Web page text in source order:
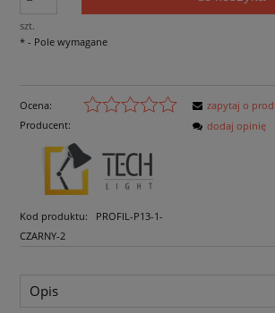
szt.
* - Pole wymagane
Ocena:
Producent:
Kod produktu:
PROFIL-P13-1-
CZARNY-2
zapytaj o
dodaj opinię
Opis